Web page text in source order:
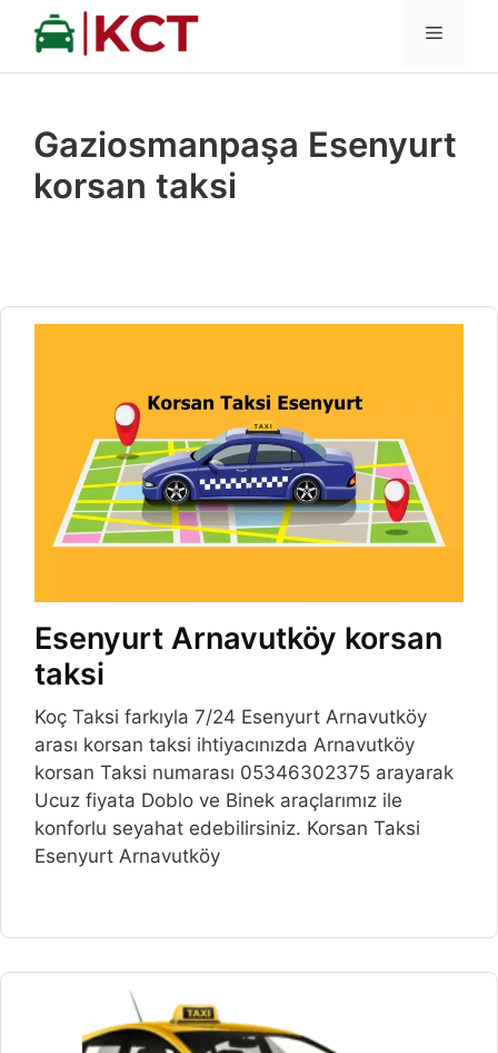
İçeriğe
MENÜ
Gaziosmanpaşa Esenyurt
korsan taksi
Esenyurt Arnavutköy korsan
taksi
Koç Taksi farkıyla 7/24 Esenyurt Arnavutköy
arası korsan taksi ihtiyacınızda Arnavutköy
korsan Taksi numarası 05346302375 arayarak
Ucuz fiyata Doblo ve Binek araçlarımız ile
konforlu seyahat edebilirsiniz. Korsan Taksi
Esenyurt Arnavutköy